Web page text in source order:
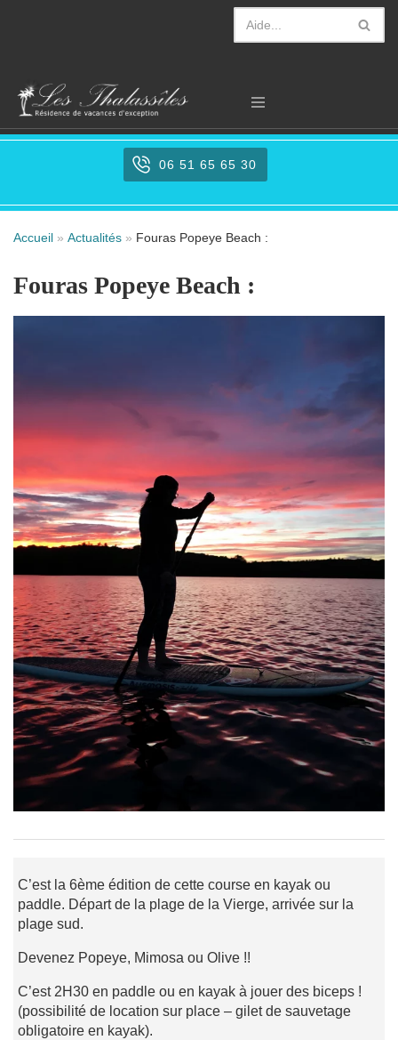
contenu
06 51 65 65 30
Accueil » Actualités » Fouras Popeye Beach :
Fouras Popeye Beach :
C’est la 6ème édition de cette course en kayak ou
paddle. Départ de la plage de la Vierge, arrivée sur la
plage sud.
Devenez Popeye, Mimosa ou Olive !!
C’est 2H30 en paddle ou en kayak à jouer des biceps !
(possibilité de location sur place – gilet de sauvetage
obligatoire en kayak).